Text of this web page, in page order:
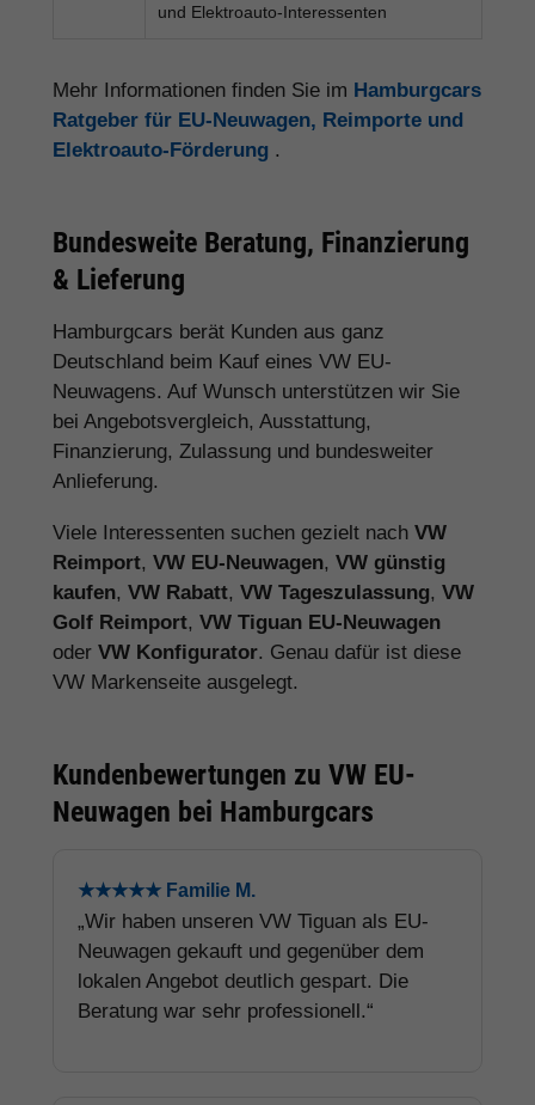
und Elektroauto-Interessenten
Mehr Informationen finden Sie im Hamburgcars
Ratgeber für EU-Neuwagen, Reimporte und
Elektroauto-Förderung .
Bundesweite Beratung, Finanzierung
& Lieferung
Hamburgcars berät Kunden aus ganz
Deutschland beim Kauf eines VW EU-
Neuwagens. Auf Wunsch unterstützen wir Sie
bei Angebotsvergleich, Ausstattung,
Finanzierung, Zulassung und bundesweiter
Anlieferung.
Viele Interessenten suchen gezielt nach VW
Reimport, VW EU-Neuwagen, VW günstig
kaufen, VW Rabatt, VW Tageszulassung, VW
Golf Reimport, VW Tiguan EU-Neuwagen
oder VW Konfigurator. Genau dafür ist diese
VW Markenseite ausgelegt.
Kundenbewertungen zu VW EU-
Neuwagen bei Hamburgcars
★★★★★ Familie M.
„Wir haben unseren VW Tiguan als EU-
Neuwagen gekauft und gegenüber dem
lokalen Angebot deutlich gespart. Die
Beratung war sehr professionell.“